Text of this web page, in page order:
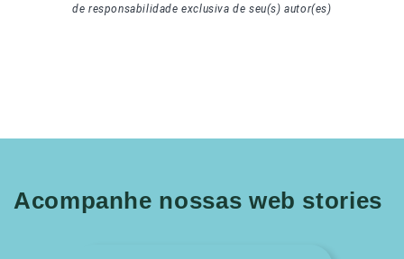
de responsabilidade exclusiva de seu(s) autor(es)
Acompanhe nossas web stories